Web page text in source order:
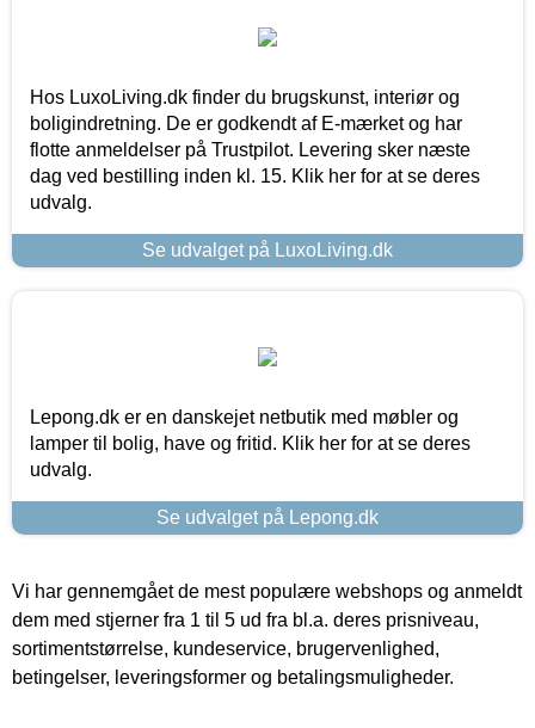
Hos LuxoLiving.dk finder du brugskunst, interiør og
boligindretning. De er godkendt af E-mærket og har
flotte anmeldelser på Trustpilot. Levering sker næste
dag ved bestilling inden kl. 15. Klik her for at se deres
udvalg.
Se udvalget på LuxoLiving.dk
Lepong.dk er en danskejet netbutik med møbler og
lamper til bolig, have og fritid. Klik her for at se deres
udvalg.
Se udvalget på Lepong.dk
Vi har gennemgået de mest populære webshops og anmeldt
dem med stjerner fra 1 til 5 ud fra bl.a. deres prisniveau,
sortimentstørrelse, kundeservice, brugervenlighed,
betingelser, leveringsformer og betalingsmuligheder.